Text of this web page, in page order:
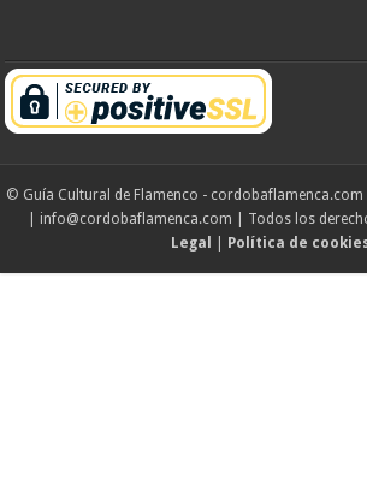
© Guía Cultural de Flamenco -
| info@cordobaflamenca.com | Todos los
Legal
Política de